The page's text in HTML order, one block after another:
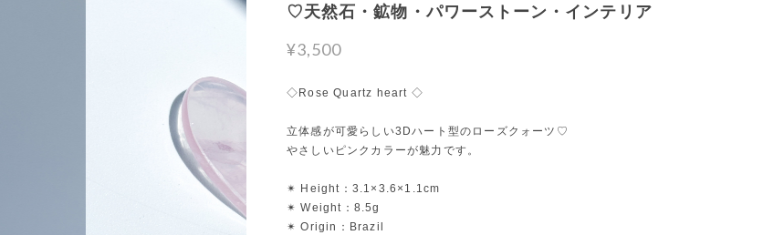
♡天然石・鉱物・パワーストーン・インテリア
¥3,500
◇Rose Quartz heart ◇
立体感が可愛らしい3Dハート型のローズクォーツ♡
やさしいピンクカラーが魅力です。
✴︎ Height：3.1×3.6×1.1cm
✴︎ Weight：8.5g
✴︎ Origin：Brazil